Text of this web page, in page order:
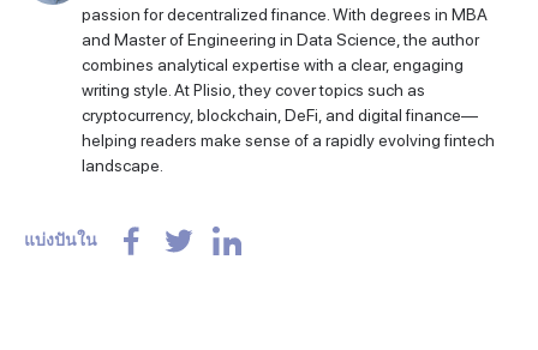
passion for decentralized finance. With degrees in MBA
and Master of Engineering in Data Science, the author
combines analytical expertise with a clear, engaging
writing style. At Plisio, they cover topics such as
cryptocurrency, blockchain, DeFi, and digital finance—
helping readers make sense of a rapidly evolving fintech
landscape.
แบ่งปันใน